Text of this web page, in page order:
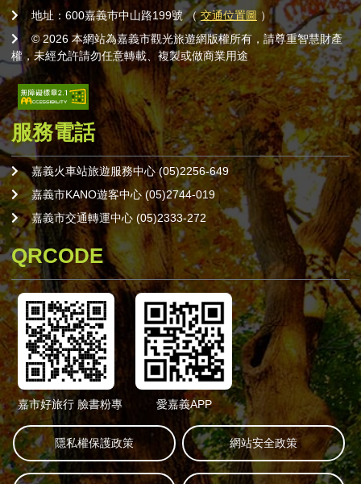
地址：600嘉義巿中山路199號 （交通位置圖 ）
© 2026 本網站為嘉義市觀光旅遊網版權所有，請尊重智慧財產
權，未經允許請勿任意轉載、複製或做商業用途
服務電話
嘉義火車站旅遊服務中心 (05)2256-649
嘉義市KANO遊客中心 (05)2744-019
嘉義市交通轉運中心 (05)2333-272
QRCODE
嘉市好旅行 臉書粉專 愛嘉義APP
隱私權保護政策 網站安全政策